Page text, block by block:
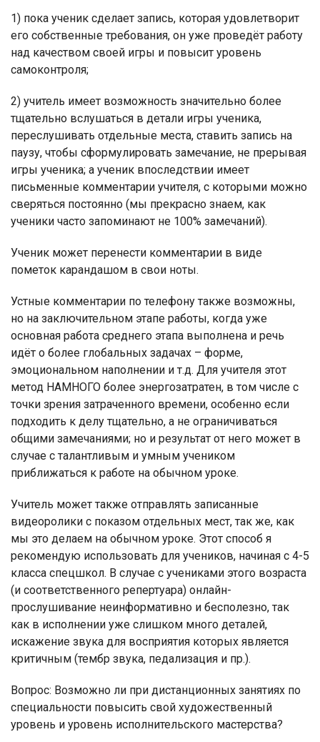
1) пока ученик сделает запись, которая удовлетворит
его собственные требования, он уже проведёт работу
над качеством своей игры и повысит уровень
самоконтроля;
2) учитель имеет возможность значительно более
тщательно вслушаться в детали игры ученика,
переслушивать отдельные места, ставить запись на
паузу, чтобы сформулировать замечание, не прерывая
игры ученика; а ученик впоследствии имеет
письменные комментарии учителя, с которыми можно
сверяться постоянно (мы прекрасно знаем, как
ученики часто запоминают не 100% замечаний).
Ученик может перенести комментарии в виде
пометок карандашом в свои ноты.
Устные комментарии по телефону также возможны,
но на заключительном этапе работы, когда уже
основная работа среднего этапа выполнена и речь
идёт о более глобальных задачах – форме,
эмоциональном наполнении и т.д. Для учителя этот
метод НАМНОГО более энергозатратен, в том числе с
точки зрения затраченного времени, особенно если
подходить к делу тщательно, а не ограничиваться
общими замечаниями; но и результат от него может в
случае с талантливым и умным учеником
приближаться к работе на обычном уроке.
Учитель может также отправлять записанные
видеоролики с показом отдельных мест, так же, как
мы это делаем на обычном уроке. Этот способ я
рекомендую использовать для учеников, начиная с 4-5
класса спецшкол. В случае с учениками этого возраста
(и соответственного репертуара) онлайн-
прослушивание неинформативно и бесполезно, так
как в исполнении уже слишком много деталей,
искажение звука для восприятия которых является
критичным (тембр звука, педализация и пр.).
Вопрос: Возможно ли при дистанционных занятиях по
специальности повысить свой художественный
уровень и уровень исполнительского мастерства?